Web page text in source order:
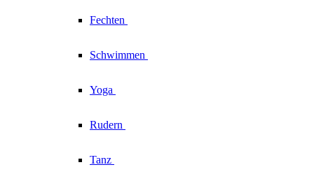
Fechten
Schwimmen
Yoga
Rudern
Tanz